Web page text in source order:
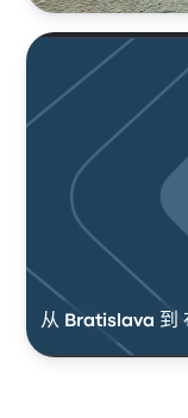
从 Bratislava 到